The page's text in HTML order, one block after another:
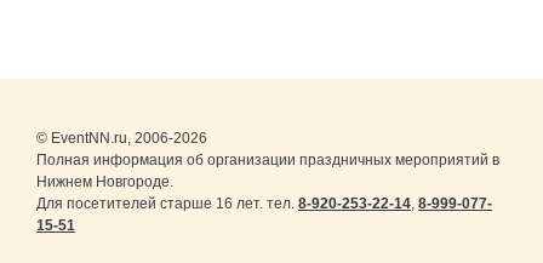
© EventNN.ru, 2006-2026
Полная информация об организации праздничных мероприятий в
Нижнем Новгороде.
Для посетителей старше 16 лет. тел. 8-920-253-22-14, 8-999-077-
15-51